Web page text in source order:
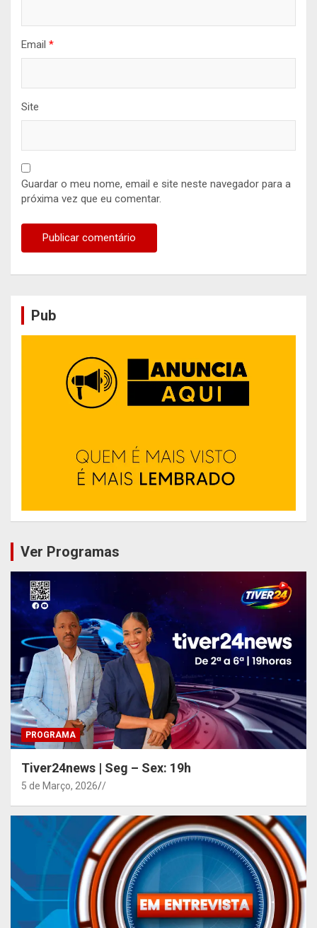
Email *
Site
Guardar o meu nome, email e site neste navegador para a
próxima vez que eu comentar.
Pub
Ver Programas
PROGRAMA
Tiver24news | Seg – Sex: 19h
5 de Março, 2026 /